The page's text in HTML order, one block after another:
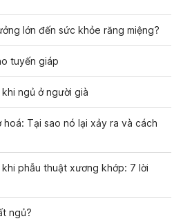
lớn đến sức khỏe răng miệng?
tuyến giáp
ngủ ở người già
Tại sao nó lại xảy ra và cách
phẫu thuật xương khớp: 7 lời
ngủ?